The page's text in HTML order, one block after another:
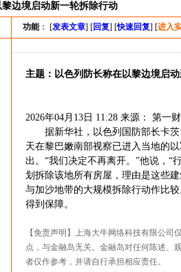
边境启动新一轮拆除行动
功能： [发表文章] [回复] [快速回复] [进入
主题：以色列防长称在以黎边境启
2026年04月13日 11:28 来源： 第一
据新华社，以色列国防部长卡茨
天在黎巴嫩南部视察已进入当地的
出。“我们决定不再离开。”他说，“
划拆除该地所有房屋，理由是这些
与加沙地带的大规模拆除行动作比
得到保障。
【免责声明】上海大牛网络科技有限公
点，与金融岛无关。金融岛对任何陈述、
者仅作参考，并请自行承担相应责任。